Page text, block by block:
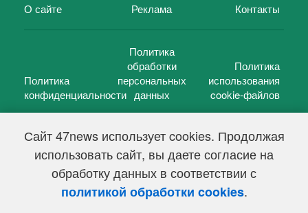
Сайт 47news использует cookies. Продолжая
использовать сайт, вы даете согласие на
обработку данных в соответствии с
политикой обработки cookies.
О сайте Реклама Контакты
Политика
конфиденциальности
Политика
обработки
персональных
данных
Политика
использования
cookie-файлов
47 новостей (47 news)2005 — 2026 г.
Свидетельство о регистрации СМИ Эл № ФС 77-39848, выдано
Федеральной службой по надзору в сфере связи,
информационных технологий и массовых коммуникаций